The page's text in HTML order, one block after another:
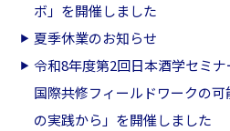
ボ」を開催しました
夏季休業のお知らせ
令和8年度第2回日本酒学セミ
国際共修フィールドワークの
の実践から」を開催しました